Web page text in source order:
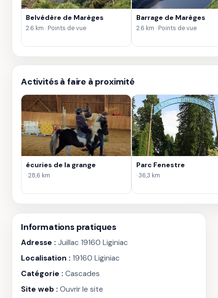
Belvédère de Marèges
2.6 km · Points de vue
Barrage de Marèges
2.6 km · Points de vue
Activités à faire à proximité
écuries de la grange
· 28,6 km
Parc Fenestre
· 36,3 km
Informations pratiques
Adresse : Juillac 19160 Liginiac
Localisation : 19160 Liginiac
Catégorie : Cascades
Site web : Ouvrir le site